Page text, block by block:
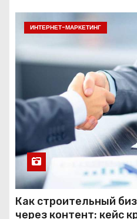
ИНТЕРНЕТ-МАРКЕТИНГ
Как строительный
через контент: кейс